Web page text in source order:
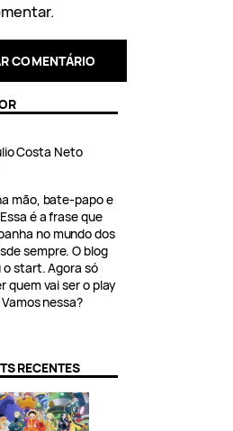
Costa Neto
mão, bate-papo e
é a frase que
no mundo dos
sempre. O blog
o start. Agora só
quem vai ser o play
nessa?
RECENTES